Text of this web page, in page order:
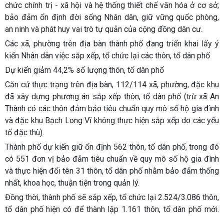
chức chính trị - xã hội và hệ thống thiết chế văn hóa ở cơ sở;
bảo đảm ổn định đời sống Nhân dân, giữ vững quốc phòng,
an ninh và phát huy vai trò tự quản của cộng đồng dân cư.
Các xã, phường trên địa bàn thành phố đang triển khai lấy ý
kiến Nhân dân việc sắp xếp, tổ chức lại các thôn, tổ dân phố
Dự kiến giảm 44,2% số lượng thôn, tổ dân phố
Căn cứ thực trạng trên địa bàn, 112/114 xã, phường, đặc khu
đã xây dựng phương án sắp xếp thôn, tổ dân phố (trừ xã An
Thành có các thôn đảm bảo tiêu chuẩn quy mô số hộ gia đình
và đặc khu Bạch Long Vĩ không thực hiện sắp xếp do các yếu
tố đặc thù).
Thành phố dự kiến giữ ổn định 562 thôn, tổ dân phố, trong đó
có 551 đơn vị bảo đảm tiêu chuẩn về quy mô số hộ gia đình
và thực hiện đổi tên 31 thôn, tổ dân phố nhằm bảo đảm thống
nhất, khoa học, thuận tiện trong quản lý.
Đồng thời, thành phố sẽ sắp xếp, tổ chức lại 2.524/3.086 thôn,
tổ dân phố hiện có để thành lập 1.161 thôn, tổ dân phố mới.